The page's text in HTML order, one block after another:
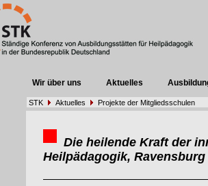
Wir über uns Aktuelles
STK Aktuelles Projekte der Mitgliedsschulen
Die heilende Kraft der
Heilpädagogik, Ravensburg